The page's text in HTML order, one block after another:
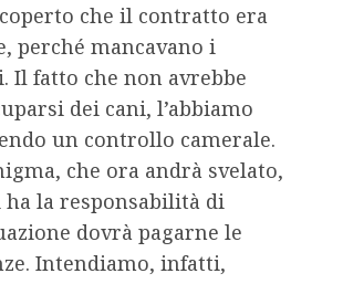
che il contratto era
perché mancavano i
Il fatto che non avrebbe
dei cani, l’abbiamo
un controllo camerale.
che ora andrà svelato,
ha la responsabilità di
dovrà pagarne le
Intendiamo, infatti,